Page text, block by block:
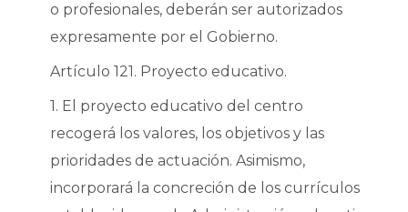
o profesionales, deberán ser autorizados
expresamente por el Gobierno.
Artículo 121. Proyecto educativo.
1. El proyecto educativo del centro
recogerá los valores, los objetivos y las
prioridades de actuación. Asimismo,
incorporará la concreción de los currículos